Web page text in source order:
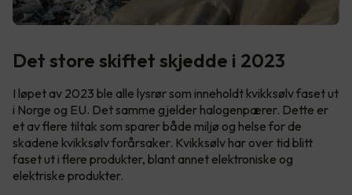
Det store skiftet skjedde i 2023
I løpet av 2023 ble alle lysrør som inneholdt kvikksølv faset ut
i Norge og EU. Det samme gjelder halogenpærer. Dette er
et av flere tiltak som sparer både miljø og helse for de
skadene kvikksølv forårsaker. Kvikksølv har over tid blitt
faset ut i flere produkter, blant annet elektroniske og
elektriske produkter.